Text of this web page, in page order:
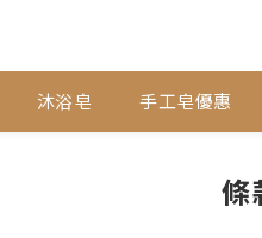
沐浴皂 手工皂優惠
條